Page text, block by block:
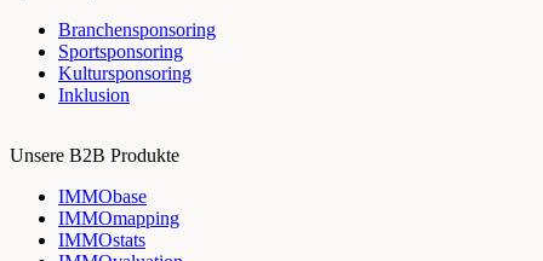
Branchensponsoring
Sportsponsoring
Kultursponsoring
Inklusion
Unsere B2B Produkte
IMMObase
IMMOmapping
IMMOstats